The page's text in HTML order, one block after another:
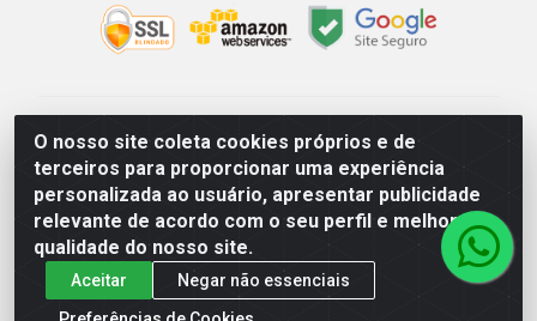
O nosso site coleta cookies próprios e de
terceiros para proporcionar uma experiência
personalizada ao usuário, apresentar publicidade
relevante de acordo com o seu perfil e melhorar a
qualidade do nosso site.
Aceitar
Negar não essenciais
Rio Vermelho Distribuição de Alimentos LTDA - Rodovia
BR, 153, KM 52 N 00 QD 00 LT 16 - Bairro Jardim
Eldorado, Anápolis/GO - CEP 75.045-190 - CNPJ
10.912.900/0002-40